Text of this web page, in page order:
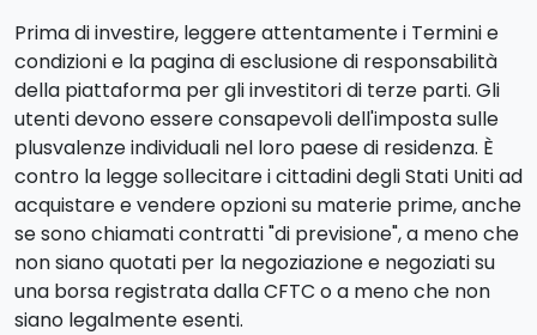
Prima di investire, leggere attentamente i Termini e
condizioni e la pagina di esclusione di responsabilità
della piattaforma per gli investitori di terze parti. Gli
utenti devono essere consapevoli dell'imposta sulle
plusvalenze individuali nel loro paese di residenza. È
contro la legge sollecitare i cittadini degli Stati Uniti ad
acquistare e vendere opzioni su materie prime, anche
se sono chiamati contratti "di previsione", a meno che
non siano quotati per la negoziazione e negoziati su
una borsa registrata dalla CFTC o a meno che non
siano legalmente esenti.